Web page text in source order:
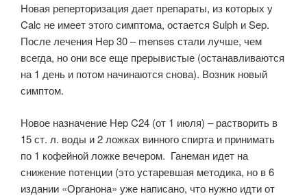
Новая реперторизация дает препараты, из которых у
Calc не имеет этого симптома, остается Sulph и Sep.
После лечения Hep 30 – menses стали лучше, чем
всегда, но они все еще прерывистые (останавливаются
на 1 день и потом начинаются снова). Возник новый
симптом.
Новое назначение Hep C24 (от 1 июля) – растворить в
15 ст. л. воды и 2 ложках винного спирта и принимать
по 1 кофейной ложке вечером. Ганеман идет на
снижение потенции (это устаревшая методика, но в 6
издании «Органона» уже написано, что нужно идти от